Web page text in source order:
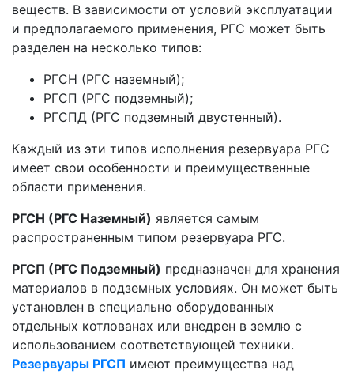
веществ. В зависимости от условий эксплуатации
и предполагаемого применения, РГС может быть
разделен на несколько типов:
РГСН (РГС наземный);
РГСП (РГС подземный);
РГСПД (РГС подземный двустенный).
Каждый из эти типов исполнения резервуара РГС
имеет свои особенности и преимущественные
области применения.
РГСН (РГС Наземный) является самым
распространенным типом резервуара РГС.
РГСП (РГС Подземный) предназначен для хранения
материалов в подземных условиях. Он может быть
установлен в специально оборудованных
отдельных котлованах или внедрен в землю с
использованием соответствующей техники.
Резервуары РГСП имеют преимущества над